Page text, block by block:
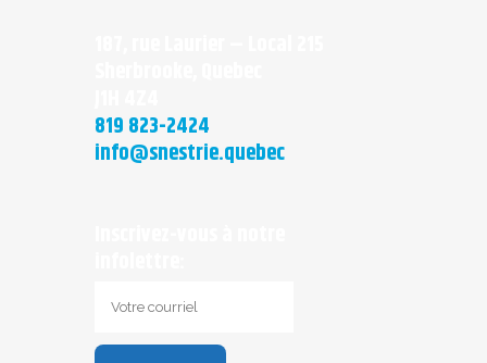
819 823-2424
info@snestrie.quebec